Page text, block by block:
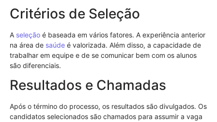
Critérios de Seleção
A seleção é baseada em vários fatores. A experiência anterior
na área de saúde é valorizada. Além disso, a capacidade de
trabalhar em equipe e de se comunicar bem com os alunos
são diferenciais.
Resultados e Chamadas
Após o término do processo, os resultados são divulgados. Os
candidatos selecionados são chamados para assumir a vaga